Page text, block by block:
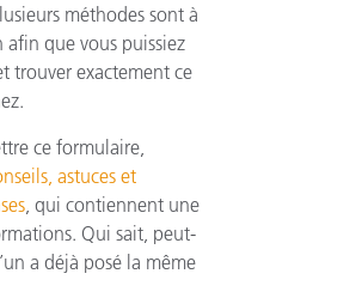
méthodes sont à
que vous puissiez
trouver exactement ce
ce formulaire,
astuces et
, qui contiennent une
Qui sait, peut-
a déjà posé la même